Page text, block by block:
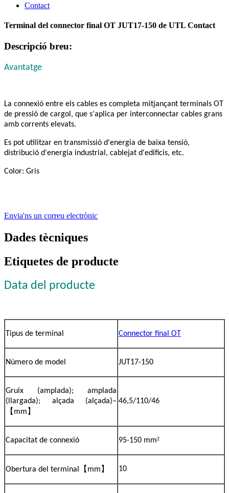
Terminal del connector final OT JUT17-150 de UTL Contact
Descripció breu:
Avantatge
La connexió entre els cables es completa mitjançant terminals OT
de pressió de cargol, que s'aplica per interconnectar cables grans
amb corrents elevats.
Es pot utilitzar en transmissió d'energia de baixa tensió,
distribució d'energia industrial, cablejat d'edificis, etc.
Color: Gris
Envia'ns un correu electrònic
Dades tècniques
Etiquetes de producte
Data del producte
Tipus de terminal Connector final OT
Número de model JUT17-150
Gruix (amplada); amplada
(llargada); alçada (alçada)–
【 mm 】
46,5/110/46
Capacitat de connexió 95-150 mm²
Obertura del terminal 【 mm 】 10